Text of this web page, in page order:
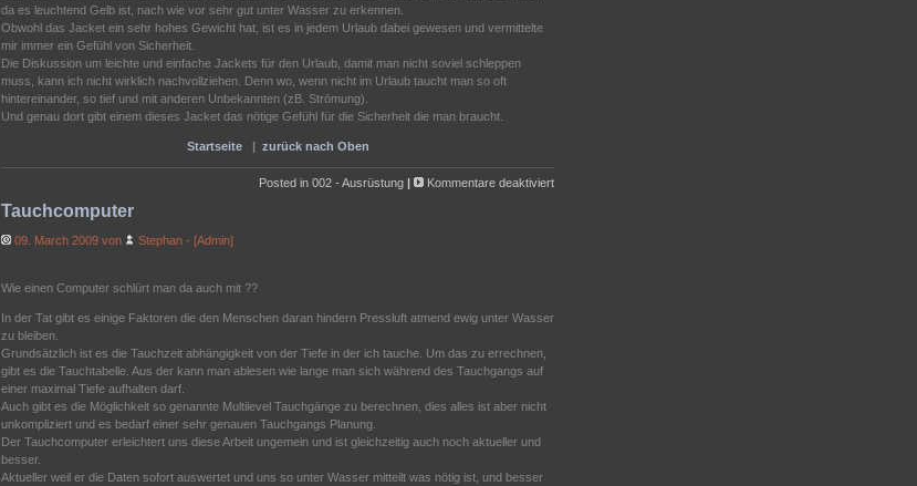
da es leuchtend Gelb ist, nach wie vor sehr gut unter Wasser zu erkennen.
Obwohl das Jacket ein sehr hohes Gewicht hat, ist es in jedem Urlaub dabei gewesen und vermittelte
mir immer ein Gefühl von Sicherheit.
Die Diskussion um leichte und einfache Jackets für den Urlaub, damit man nicht soviel schleppen
muss, kann ich nicht wirklich nachvollziehen. Denn wo, wenn nicht im Urlaub taucht man so oft
hintereinander, so tief und mit anderen Unbekannten (zB. Strömung).
Und genau dort gibt einem dieses Jacket das nötige Gefühl für die Sicherheit die man braucht.
Startseite | zurück nach Oben
Posted in002 - Ausrüstung | Kommentare deaktiviertfür
Tauchcomputer
09. March 2009 von Stephan - [Admin]
Wie einen Computer schlürt man da auch mit ??
In der Tat gibt es einige Faktoren die den Menschen daran hindern Pressluft atmend ewig unter Wasser
zu bleiben.
Grundsätzlich ist es die Tauchzeit abhängigkeit von der Tiefe in der ich tauche. Um das zu errechnen,
gibt es die Tauchtabelle. Aus der kann man ablesen wie lange man sich während des Tauchgangs auf
einer maximal Tiefe aufhalten darf.
Auch gibt es die Möglichkeit so genannte Multilevel Tauchgänge zu berechnen, dies alles ist aber nicht
unkompliziert und es bedarf einer sehr genauen Tauchgangs Planung.
Der Tauchcomputer erleichtert uns diese Arbeit ungemein und ist gleichzeitig auch noch aktueller und
besser.
Aktueller weil er die Daten sofort auswertet und uns so unter Wasser mitteilt was nötig ist, und besser